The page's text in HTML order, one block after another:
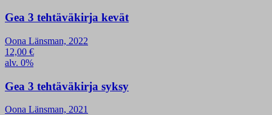
Gea 3 tehtäväkirja kevät
Oona Länsman, 2022
12,00 €
alv. 0%
Gea 3 tehtäväkirja syksy
Oona Länsman, 2021